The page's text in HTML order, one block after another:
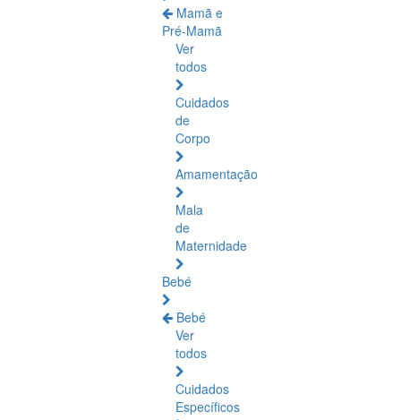
Mamã e
Pré-Mamã
Ver
todos
Cuidados
de
Corpo
Amamentação
Mala
de
Maternidade
Bebé
Bebé
Ver
todos
Cuidados
Específicos